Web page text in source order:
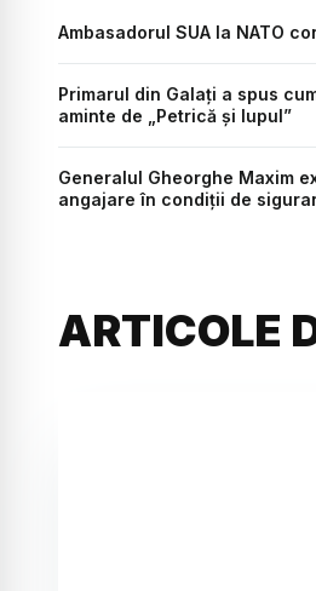
Ambasadorul SUA la NATO
Primarul din Galați a spus
aminte de „Petrică și lupul”
Generalul Gheorghe Maxim
angajare în condiții de
ARTICOLE